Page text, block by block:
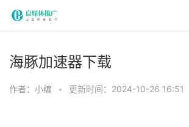
海豚加速器下载
作者：小编 • 更新时间：2024-10-26 16:51